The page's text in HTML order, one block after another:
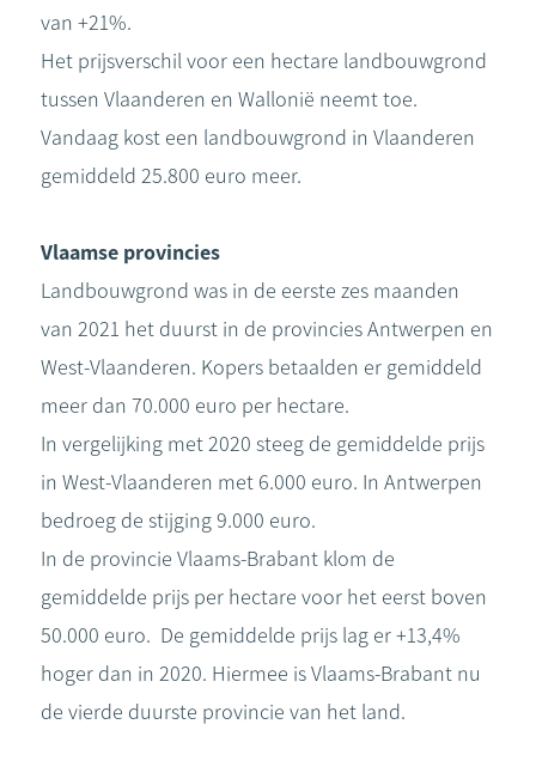
van +21%.
Het prijsverschil voor een hectare landbouwgrond
tussen Vlaanderen en Wallonië neemt toe.
Vandaag kost een landbouwgrond in Vlaanderen
gemiddeld 25.800 euro meer.
Vlaamse provincies
Landbouwgrond was in de eerste zes maanden
van 2021 het duurst in de provincies Antwerpen en
West-Vlaanderen. Kopers betaalden er gemiddeld
meer dan 70.000 euro per hectare.
In vergelijking met 2020 steeg de gemiddelde prijs
in West-Vlaanderen met 6.000 euro. In Antwerpen
bedroeg de stijging 9.000 euro.
In de provincie Vlaams-Brabant klom de
gemiddelde prijs per hectare voor het eerst boven
50.000 euro. De gemiddelde prijs lag er +13,4%
hoger dan in 2020. Hiermee is Vlaams-Brabant nu
de vierde duurste provincie van het land.